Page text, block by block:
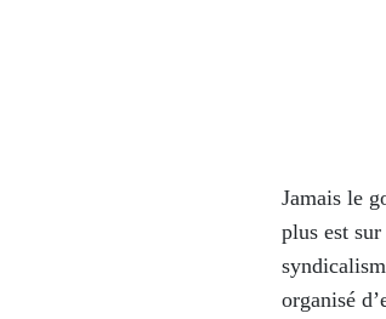
Jamais le
plus est
organisé